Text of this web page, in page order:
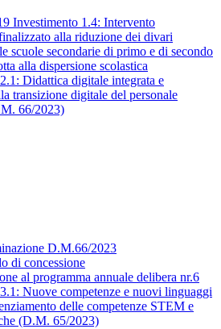
Investimento 1.4: Intervento
alla riduzione dei divari
scuole secondarie di primo e di secondo
alla dispersione scolastica
Didattica digitale integrata e
transizione digitale del personale
66/2023)
D.M.66/2023
di concessione
al programma annuale delibera nr.6
Nuove competenze e nuovi linguaggi
delle competenze STEM e
(D.M. 65/2023)